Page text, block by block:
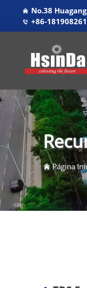
No.38
+86-
Página